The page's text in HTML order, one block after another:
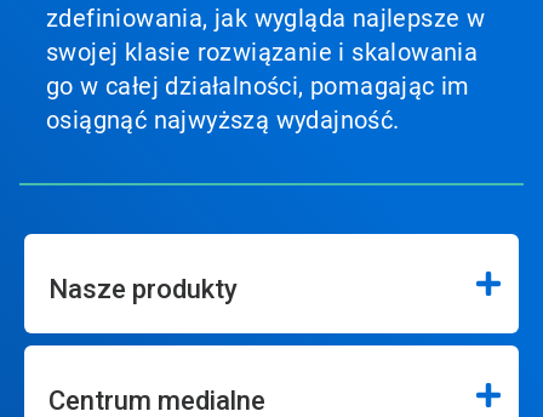
zdefiniowania, jak wygląda najlepsze w
swojej klasie rozwiązanie i skalowania
go w całej działalności, pomagając im
osiągnąć najwyższą wydajność.
Nasze produkty
Centrum medialne